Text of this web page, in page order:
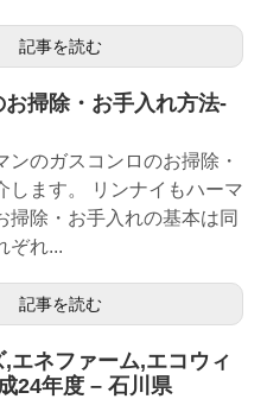
記事を読む
お掃除・お手入れ方法-
ンのガスコンロのお掃除・
します。 リンナイもハーマ
掃除・お手入れの基本は同
ぞれ...
記事を読む
エネファーム,エコウィ
24年度 – 石川県